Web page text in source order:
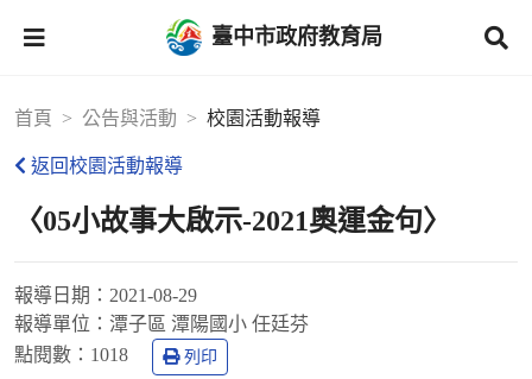
臺中市政府教育局
首頁 公告與活動 校園活動報導
返回校園活動報導
〈05小故事大啟示-2021奧運金句〉
報導日期： 2021-08-29
報導單位： 潭子區 潭陽國小 任廷芬
點閱數： 1018 列印